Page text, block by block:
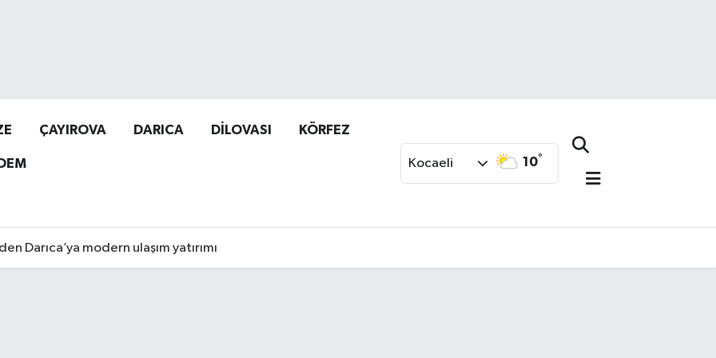
ÇAYIROVA DARICA DİLOVASI KÖRFEZ
Kocaeli 10°
Darıca’ya modern ulaşım yatırımı